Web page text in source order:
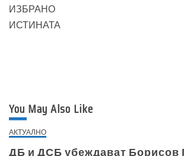
ИЗБРАНО
ИСТИНАТА
You May Also Like
АКТУАЛНО
ДБ и ДСБ убеждават Борисов